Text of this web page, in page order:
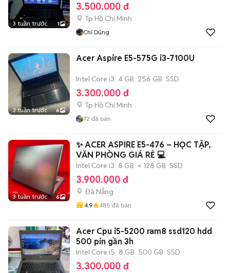
3 tuần trước 1
3.500.000 đ
Tp Hồ Chí Minh
Chí Dũng
3 tuần trước 6
Acer Aspire E5-575G i3-7100U
Intel Core i3 4 GB 256 GB SSD
3.300.000 đ
Tp Hồ Chí Minh
72 đã bán
3 tuần trước 6
✨ ACER ASPIRE E5-476 – HỌC TẬP,
VĂN PHÒNG GIÁ RẺ 💻
Intel Core i3 8 GB < 128 GB SSD
3.900.000 đ
Đà Nẵng
4.9 485 đã bán
Acer Cpu i5-5200 ram8 ssd120 hdd
500 pin gần 3h
Intel Core i5 8 GB 500 GB SSD
3.300.000 đ